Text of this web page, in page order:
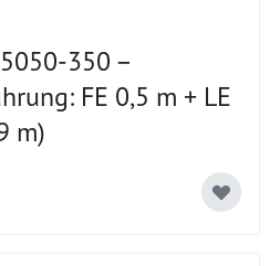
350 –
FE 0,5 m + LE
m)